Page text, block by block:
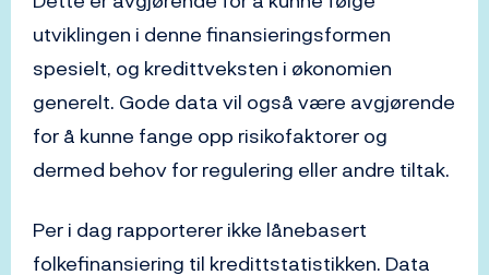
utviklingen i denne finansieringsformen
spesielt, og kredittveksten i økonomien
generelt. Gode data vil også være avgjørende
for å kunne fange opp risikofaktorer og
dermed behov for regulering eller andre tiltak.
Per i dag rapporterer ikke lånebasert
folkefinansiering til kredittstatistikken. Data